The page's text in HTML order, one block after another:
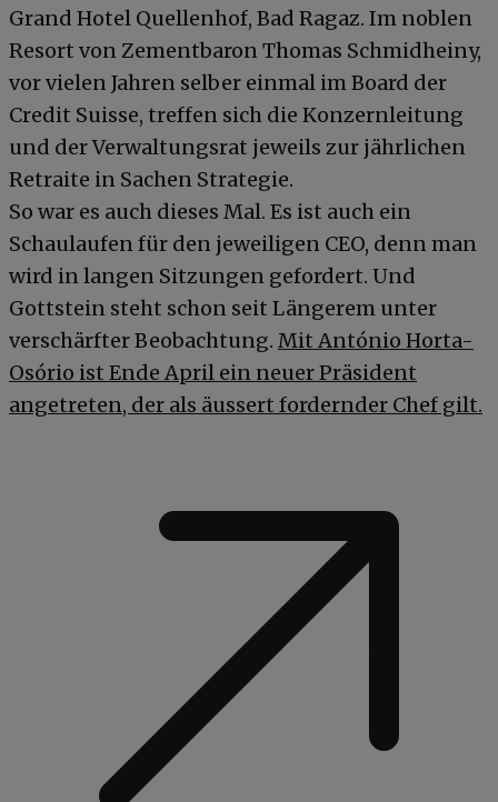
Grand Hotel Quellenhof, Bad Ragaz. Im noblen
Resort von Zementbaron Thomas Schmidheiny,
vor vielen Jahren selber einmal im Board der
Credit Suisse, treffen sich die Konzernleitung
und der Verwaltungsrat jeweils zur jährlichen
Retraite in Sachen Strategie.
So war es auch dieses Mal. Es ist auch ein
Schaulaufen für den jeweiligen CEO, denn man
wird in langen Sitzungen gefordert. Und
Gottstein steht schon seit Längerem unter
verschärfter Beobachtung. Mit António Horta-
Osório ist Ende April ein neuer Präsident
angetreten, der als äussert fordernder Chef gilt.